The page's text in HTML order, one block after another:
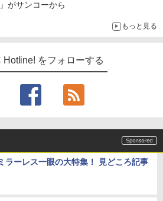
がサンコーから
もっと見る
Hotline! をフォローする
ラーレス一眼の大特集！ 見どころ記事